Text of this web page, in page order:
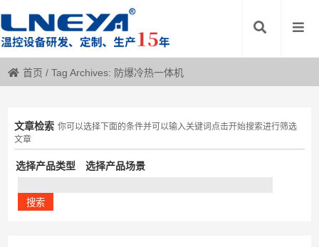
首页 /Tag Archives: 防爆冷热一体机
文章检索 你可以选择下面的条件并可以输入关键词点击开始搜索进行筛选
文章
选择产品类型 选择产品场景